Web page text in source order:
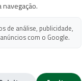
em Estabelecimentos
de análise, publicidade,
com o Google.